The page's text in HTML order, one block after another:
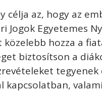
célja az, hogy az
Jogok Egyetemes
közelebb hozza a
biztosítson a
tegyenek
kapcsolatban,